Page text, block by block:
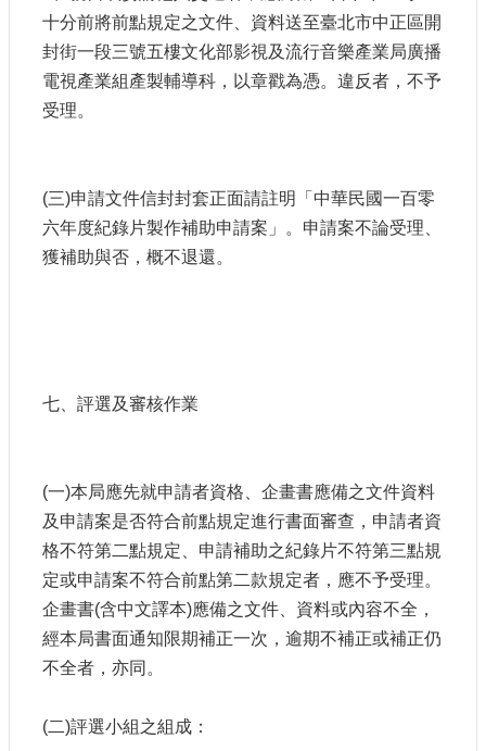
十分前將前點規定之文件、資料送至臺北市中正區開
封街一段三號五樓文化部影視及流行音樂產業局廣播
電視產業組產製輔導科，以章戳為憑。違反者，不予
受理。
(三)申請文件信封封套正面請註明「中華民國一百零
六年度紀錄片製作補助申請案」。申請案不論受理、
獲補助與否，概不退還。
七、評選及審核作業
(一)本局應先就申請者資格、企畫書應備之文件資料
及申請案是否符合前點規定進行書面審查，申請者資
格不符第二點規定、申請補助之紀錄片不符第三點規
定或申請案不符合前點第二款規定者，應不予受理。
企畫書(含中文譯本)應備之文件、資料或內容不全，
經本局書面通知限期補正一次，逾期不補正或補正仍
不全者，亦同。
(二)評選小組之組成：